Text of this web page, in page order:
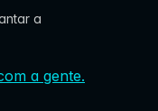
a
a gente.